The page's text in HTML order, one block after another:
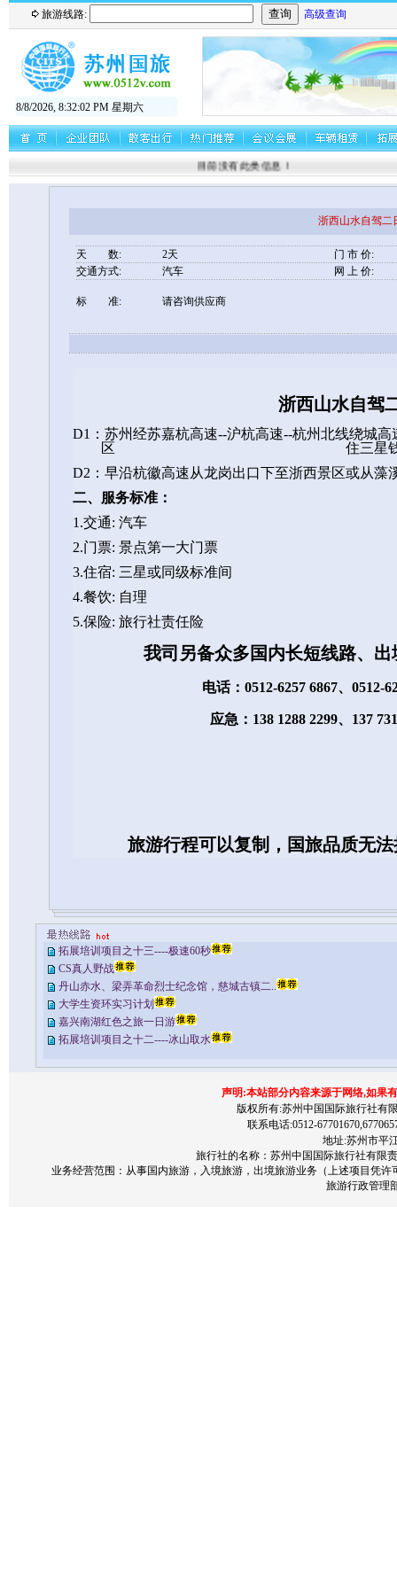
旅游线路: 高级查询
8/8/2026, 8:32:03 PM 星期六
目前没有此类信息！
浙西山水自驾二
天 数: 2天
门 市 价:
交通方式:
汽车 网 上 价:
标 准: 请咨询供应商
浙西山水自驾
D1 ：苏州经苏嘉杭高速--沪杭高速--杭州北线绕城高
区
住三星
D2 ：早沿杭徽高速从龙岗出口下至浙西景区或从
二、服务标准：
1.交通: 汽车
2.门票: 景点第一大门票
3.住宿: 三星或同级标准间
4.餐饮: 自理
5.保险: 旅行社责任险
我司另备众多国内长短线路、
电话： 0512-6257 6867、 0512-
应急： 138 1288 2299、 137
旅游行程可以复制，国旅品质无法
拓展培训项目之十三----极速60秒
CS真人野战
丹山赤水、梁弄革命烈士纪念馆，慈城古镇二..
大学生资环实习计划
嘉兴南湖红色之旅一日游
拓展培训项目之十二----冰山取水
声明:本站部分内容来源于网络,如果
版权所有:苏州中国国际旅行社有限
联系电话:0512-
地址:苏州市平
旅行社的名称：苏州中国国际旅行社有
业务经营范围：从事国内旅游，入境旅游，出境旅游业务（上述项目凭
旅游行政管理